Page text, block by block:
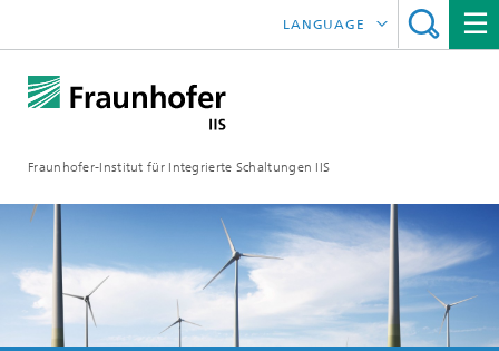
Fraunhofer-Institut für Integrierte Schaltungen IIS
LANGUAGE
中文
한국어